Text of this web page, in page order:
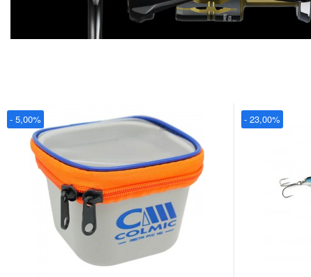
- 5,00% - 23,00%